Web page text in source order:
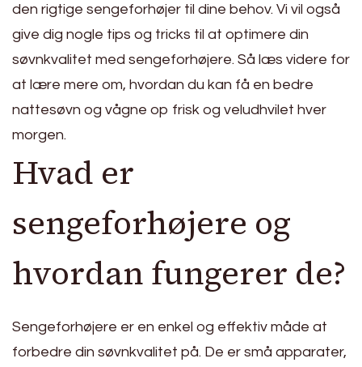
den rigtige sengeforhøjer til dine behov. Vi vil også
give dig nogle tips og tricks til at optimere din
søvnkvalitet med sengeforhøjere. Så læs videre for
at lære mere om, hvordan du kan få en bedre
nattesøvn og vågne op frisk og veludhvilet hver
morgen.
Hvad er
sengeforhøjere og
hvordan fungerer de?
Sengeforhøjere er en enkel og effektiv måde at
forbedre din søvnkvalitet på. De er små apparater,